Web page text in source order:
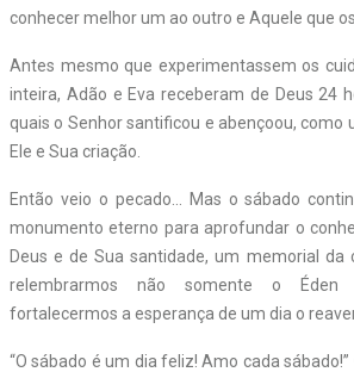
conhecer melhor um ao outro e Aquele que
Antes mesmo que experimentassem os
inteira, Adão e Eva receberam de Deus 24
quais o Senhor santificou e abençoou, como
Ele e Sua criação.
Então veio o pecado… Mas o sábado
monumento eterno para aprofundar o
Deus e de Sua santidade, um memorial da
relembrarmos não somente o Éden
fortalecermos a esperança de um dia o
“O sábado é um dia feliz! Amo cada